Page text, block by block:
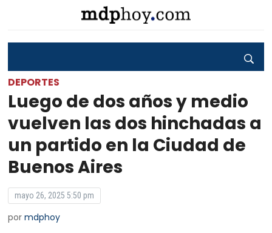
DEPORTES
Luego de dos años y medio
vuelven las dos hinchadas a
un partido en la Ciudad de
Buenos Aires
mayo 26, 2025 5:50 pm
pormdphoy